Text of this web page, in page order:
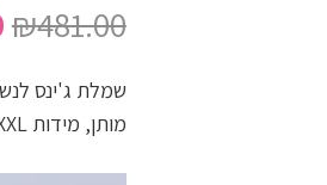
₪481.00
שמלת ג'ינס
מותן, מידות S-XXL